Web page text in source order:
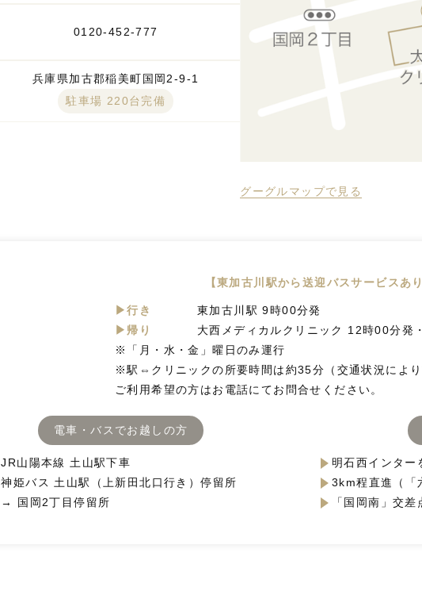
0120-452-777
兵庫県加古郡稲美町国岡2-9-1
駐車場 220台完備
グーグルマップで見る
【東加古川駅から送迎バスサービスあり
▶行き
東加古川駅 9時00分発
▶帰り
大西メディカルクリニック 12時00分発
※「月・水・金」曜日のみ運行
※駅⇔クリニックの所要時間は約35分（交通状況により
ご利用希望の方はお電話にてお問合せください。
電車・バスでお越しの方
JR山陽本線 土山駅下車
神姫バス 土山駅（上新田北口行き）停留所
→ 国岡2丁目停留所
明石西インター
3km程直進（「
「国岡南」交差